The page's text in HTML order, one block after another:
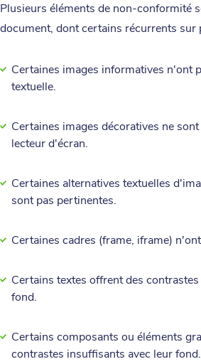
Plusieurs éléments de non-conformité
document, dont certains récurrents sur
Certaines images informatives n'ont
textuelle.
Certaines images décoratives ne
lecteur d'écran.
Certaines alternatives textuelles
sont pas pertinentes.
Certaines cadres (frame, iframe)
Certains textes offrent des
fond.
Certains composants ou éléments
contrastes insuffisants avec leur fond.